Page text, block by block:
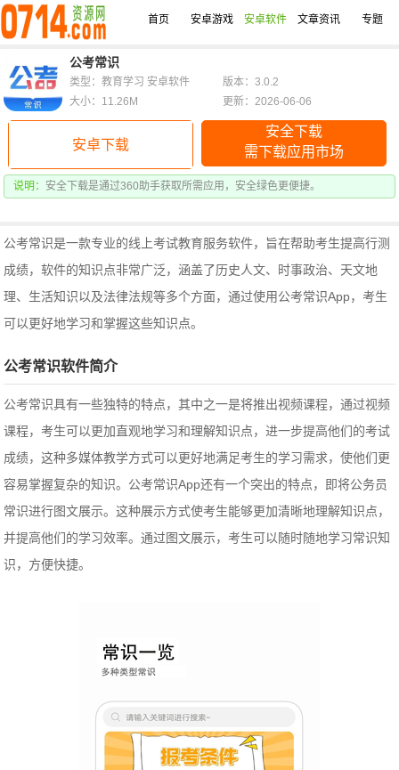
首页 安卓游戏 安卓软件 文章资讯 专题
公考常识
安卓下载
安全下载
需下载应用市场
说明： 安全下载是通过360助手获取所需应用，安全绿色更便捷。
类型：教育学习 安卓软件
版本：3.0.2
大小：11.26M
更新：2026-06-06
公考常识是一款专业的线上考试教育服务软件，旨在帮助考生提高行测
成绩，软件的知识点非常广泛，涵盖了历史人文、时事政治、天文地
理、生活知识以及法律法规等多个方面，通过使用公考常识App，考生
可以更好地学习和掌握这些知识点。
公考常识软件简介
公考常识具有一些独特的特点，其中之一是将推出视频课程，通过视频
课程，考生可以更加直观地学习和理解知识点，进一步提高他们的考试
成绩，这种多媒体教学方式可以更好地满足考生的学习需求，使他们更
容易掌握复杂的知识。公考常识App还有一个突出的特点，即将公务员
常识进行图文展示。这种展示方式使考生能够更加清晰地理解知识点，
并提高他们的学习效率。通过图文展示，考生可以随时随地学习常识知
识，方便快捷。